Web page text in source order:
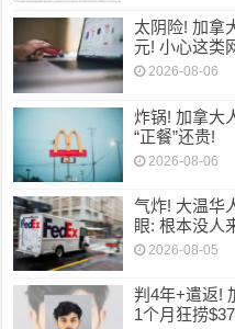
太阴险! 加拿
元! 小心这类
2026-08-06
炸锅! 加拿大
“正餐”还贵!
2026-08-06
气炸! 大温华
眼: 根本没人
2026-08-05
判4年+遣返!
1个月狂捞